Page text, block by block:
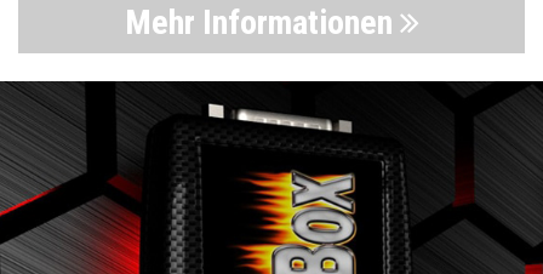
Mehr Informationen